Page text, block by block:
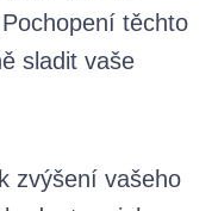
těchto
sladit vaše
zvýšení vašeho